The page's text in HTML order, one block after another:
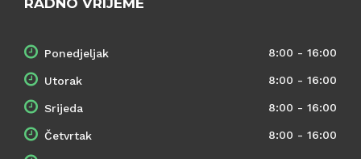
RADNO VRIJEME
Ponedjeljak 8:00 - 16:00
Utorak 8:00 - 16:00
Srijeda 8:00 - 16:00
Četvrtak 8:00 - 16:00